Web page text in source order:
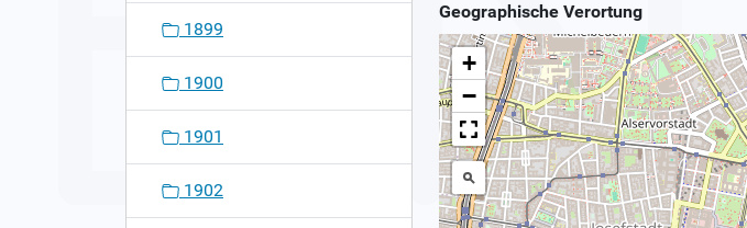
Geographische Verortung
+
−
1899
1900
1901
1902